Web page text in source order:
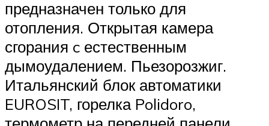
предназначен только для
отопления. Открытая камера
сгорания c естественным
дымоудалением. Пьезорозжиг.
Итальянский блок автоматики
EUROSIT, горелка Polidoro,